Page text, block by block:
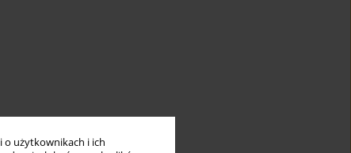
o użytkownikach i ich